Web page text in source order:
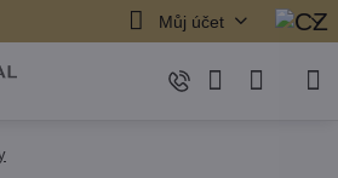
Můj účet